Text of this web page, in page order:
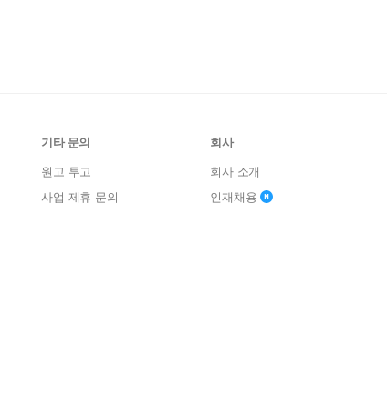
기타 문의
원고 투고
사업 제휴 문의
회사
회사 소개
인재채용